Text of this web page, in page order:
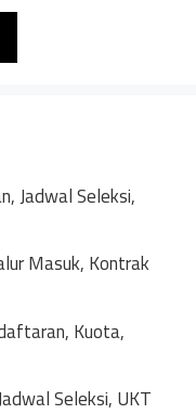
Jadwal Seleksi,
Masuk, Kontrak
Kuota,
Seleksi, UKT